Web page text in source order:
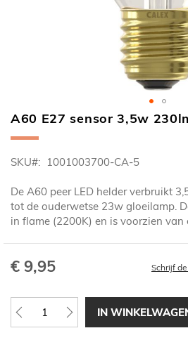
Ga
naar
begin
de
afbeeldingen-
gallerij
A60 E27 sensor 3,5w
SKU 1001003700-CA-5
De A60 peer LED helder verbruikt
tot de ouderwetse 23w gloeilamp.
in flame (2200K) en is voorzien van
€ 9,95 Schrijf
IN